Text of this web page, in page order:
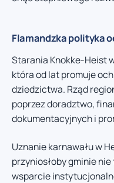
Flamandzka polityka
Starania Knokke-Heist
która od lat promuje
dziedzictwa. Rząd
poprzez doradztwo,
dokumentacyjnych i
Uznanie karnawału w
przyniosłoby gminie
wsparcie